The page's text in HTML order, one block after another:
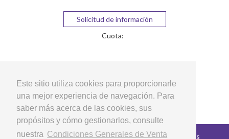
Este sitio utiliza cookies para proporcionarle
una mejor experiencia de navegación. Para
saber más acerca de las cookies, sus
propósitos y cómo gestionarlos, consulte
nuestra Condiciones Generales de Venta
Solicitud de información
Cuota:
Copyright © 2026 LG Arts Crafts Todos los derechos